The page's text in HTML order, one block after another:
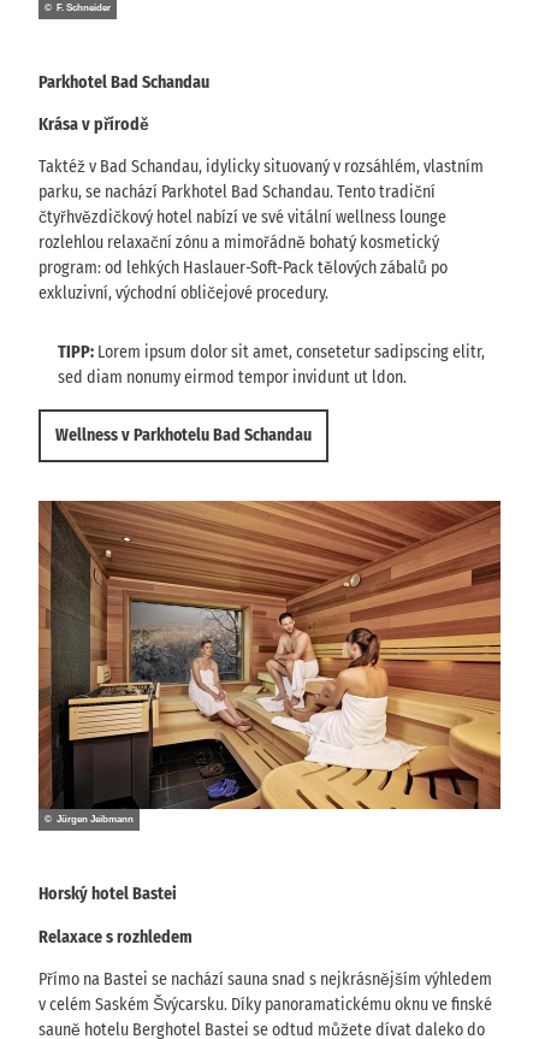
© F. Schneider
Parkhotel Bad Schandau
Krása v přírodě
Taktéž v Bad Schandau, idylicky situovaný v rozsáhlém, vlastním
parku, se nachází Parkhotel Bad Schandau. Tento tradiční
čtyřhvězdičkový hotel nabízí ve své vitální wellness lounge
rozlehlou relaxační zónu a mimořádně bohatý kosmetický
program: od lehkých Haslauer-Soft-Pack tělových zábalů po
exkluzivní, východní obličejové procedury.
TIPP: Lorem ipsum dolor sit amet, consetetur sadipscing elitr,
sed diam nonumy eirmod tempor invidunt ut ldon.
Wellness v Parkhotelu Bad Schandau
Horský hotel Bastei
Relaxace s rozhledem
Přímo na Bastei se nachází sauna snad s nejkrásnějším výhledem
v celém Saském Švýcarsku. Díky panoramatickému oknu ve finské
sauně hotelu Berghotel Bastei se odtud můžete dívat daleko do
© Jürgen Jeibmann